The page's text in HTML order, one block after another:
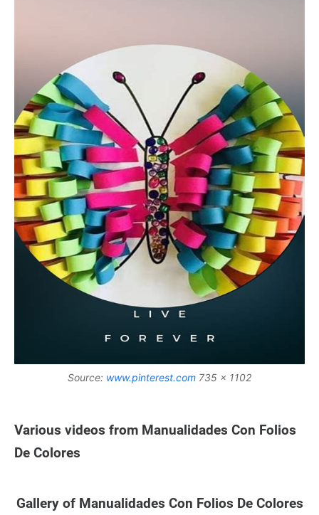
Source: www.pinterest.com 735 x 1102
Various videos from Manualidades Con Folios
De Colores
Gallery of Manualidades Con Folios De Colores